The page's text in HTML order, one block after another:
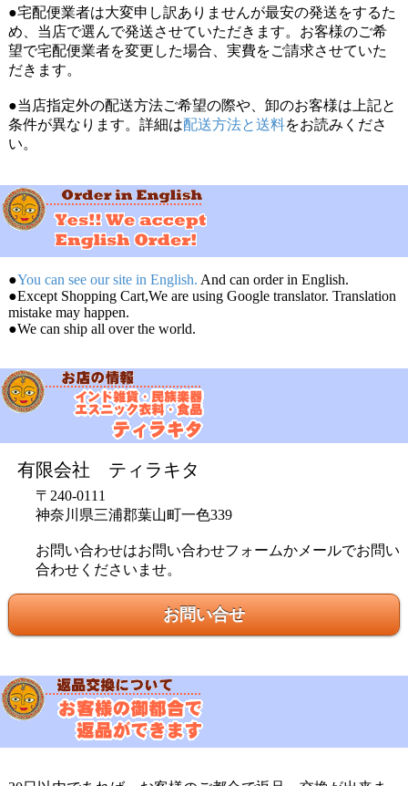
●宅配便業者は大変申し訳ありませんが最安の発送をするた
め、当店で選んで発送させていただきます。お客様のご希
望で宅配便業者を変更した場合、実費をご請求させていた
だきます。
●当店指定外の配送方法ご希望の際や、卸のお客様は上記と
条件が異なります。詳細は配送方法と送料をお読みくださ
い。
●You can see our site in English. And can order in English.
●Except Shopping Cart,We are using Google translator. Translation
mistake may happen.
●We can ship all over the world.
有限会社 ティラキタ
〒240-0111
神奈川県三浦郡葉山町一色339
お問い合わせはお問い合わせフォームかメールでお問い
合わせくださいませ。
お問い合せ